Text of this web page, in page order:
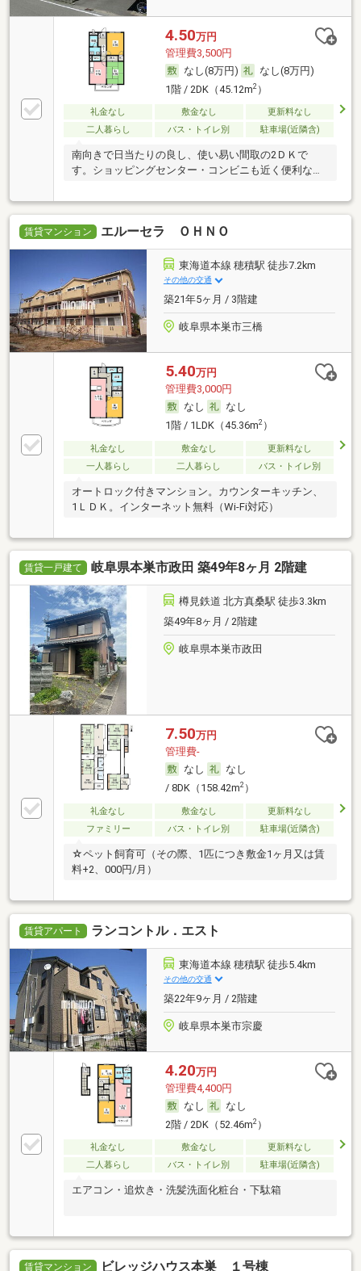
4.50万円
管理費3,500円
なし(8万円)
なし(8万円)
1階 / 2DK（45.12m2）
礼金なし 敷金なし
更新料なし
二人暮らし
バス・トイレ別 駐車場(近隣含)
南向きで日当たりの良し、使い易い間取の2ＤＫで
す。ショッピングセンター・コンビニも近く便利なエ
賃貸マンション エルーセラ ＯＨＮＯ
東海道本線 穂積駅 徒歩7.2km
その他の交通
築21年5ヶ月 / 3階建
岐阜県本巣市三橋
5.40万円
管理費3,000円
なし
なし
1階 / 1LDK（45.36m2）
礼金なし 敷金なし
更新料なし
一人暮らし
二人暮らし バス・トイレ別
オートロック付きマンション。カウンターキッチン、
1ＬＤＫ。インターネット無料（Wi-Fi対応）
賃貸一戸建て 岐阜県本巣市政田 築49年8ヶ月 2階建
樽見鉄道 北方真桑駅 徒歩3.3km
築49年8ヶ月 / 2階建
岐阜県本巣市政田
7.50万円
管理費-
なし
なし
/ 8DK（158.42m2）
礼金なし 敷金なし
更新料なし
ファミリー
バス・トイレ別 駐車場(近隣含)
☆ペット飼育可（その際、1匹につき敷金1ヶ月又は賃
料+2、000円/月）
賃貸アパート ランコントル．エスト
東海道本線 穂積駅 徒歩5.4km
その他の交通
築22年9ヶ月 / 2階建
岐阜県本巣市宗慶
4.20万円
管理費4,400円
なし
なし
2階 / 2DK（52.46m2）
礼金なし 敷金なし
更新料なし
二人暮らし
バス・トイレ別 駐車場(近隣含)
エアコン・追炊き・洗髪洗面化粧台・下駄箱
賃貸マンション ビレッジハウス本巣 １号棟